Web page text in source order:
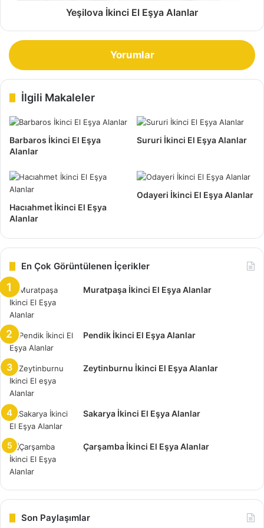
insan, Topağacı ikinci el eşya alanlar ile pazarlık içine
giriyor. Eğer bu konuda kendinizi bu sistemin müşterisi
olarak görmek istiyorsanız, doğru firmayla iletişime
girmelisiniz.
İkinci el eşya sektörü üzerine hizmet veren birçok firma,
nakit ödeme yaparak, eşyalarınızı evden almak gibi fırsatlar
sunuyor. Sayfalar üzerinde oluşturulan, online canlı destek
ve telefon numaraları, siz değerli müşterilerine avantaj
sağlayabilir.
Hemen yakın bir yerde eşyalarınızı değerlendirmeniz için
bekleyen mobil ekipler, harekete geçiyor. Bir anda hiç
ummadığınız anda iki farklı şekilde, biz eşyaları taşırken,
sizler de kazançlı çıkabilirsiniz.
Topağacı İkinci El Eşya Alan Yerler
Topağacı ikinci el eşya alan yerler arayışınıza son vermeye
hazırız. İkinci el üzerine kurulan firmalar, geliştirilen
sistemli çalışmalar sayesinde, müşterilerine inanılmaz
Topağacı ikinci el eşya alan yerler olarak hizmetlerine
Yeşilova İkinci El Eşya Alanlar
Yorumlar
İlgili Makaleler
Barbaros İkinci El Eşya
Alanlar
Sururi İkinci El Eşya Alanlar
Hacıahmet İkinci El Eşya
Alanlar
Odayeri İkinci El Eşya Alanlar
En Çok Görüntülenen İçerikler
Muratpaşa İkinci El Eşya Alanlar
Pendik İkinci El Eşya Alanlar
Zeytinburnu İkinci El Eşya Alanlar
Sakarya İkinci El Eşya Alanlar
Çarşamba İkinci El Eşya Alanlar
Son Paylaşımlar